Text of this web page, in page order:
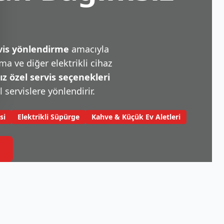
yönlendirme amacıyla
ve diğer elektrikli cihaz
özel servis seçenekleri
servislere yönlendirir.
Elektrikli Süpürge Kahve & Küçük Ev Aletleri